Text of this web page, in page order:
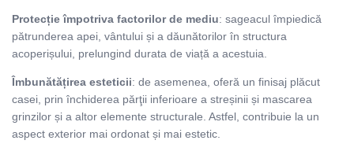
Protecție împotriva factorilor de mediu: sageacul împiedică
pătrunderea apei, vântului și a dăunătorilor în structura
acoperișului, prelungind durata de viață a acestuia.
Îmbunătățirea esteticii: de asemenea, oferă un finisaj plăcut
casei, prin închiderea părţii inferioare a streșinii și mascarea
grinzilor și a altor elemente structurale. Astfel, contribuie la un
aspect exterior mai ordonat și mai estetic.